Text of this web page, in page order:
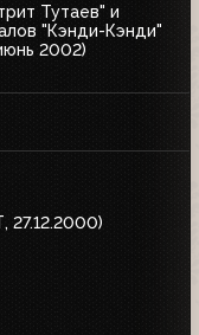
Тутаев" и
"Кэнди-Кэнди"
2002)
27.12.2000)